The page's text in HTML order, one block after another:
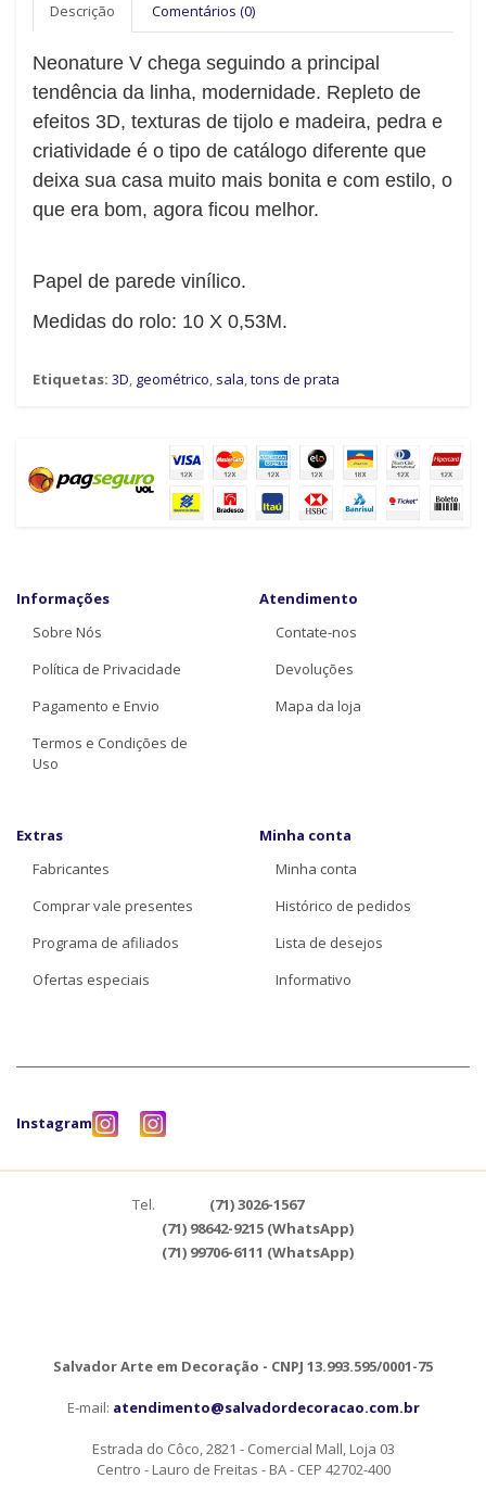
Descrição Comentários (0)
Neonature V chega seguindo a principal
tendência da linha, modernidade. Repleto de
efeitos 3D, texturas de tijolo e madeira, pedra e
criatividade é o tipo de catálogo diferente que
deixa sua casa muito mais bonita e com estilo, o
que era bom, agora ficou melhor.
Papel de parede vinílico.
Medidas do rolo: 10 X 0,53M.
Etiquetas: 3D, geométrico, sala,tons de prata
Informações
Sobre Nós
Política de Privacidade
Pagamento e Envio
Termos e Condições de
Uso
Atendimento
Contate-nos
Devoluções
Mapa da loja
Extras
Fabricantes
Comprar vale presentes
Programa de afiliados
Ofertas especiais
Minha conta
Minha conta
Histórico de pedidos
Lista de desejos
Informativo
Instagram
Tel.
(71) 3026-1567
(71) 98642-9215 (WhatsApp)
(71) 99706-6111 (WhatsApp)
Salvador Arte em Decoração - CNPJ 13.993.595/0001-75
E-mail: atendimento@salvadordecoracao.com.br
Estrada do Côco, 2821 - Comercial Mall, Loja 03
Centro - Lauro de Freitas - BA - CEP 42702-400